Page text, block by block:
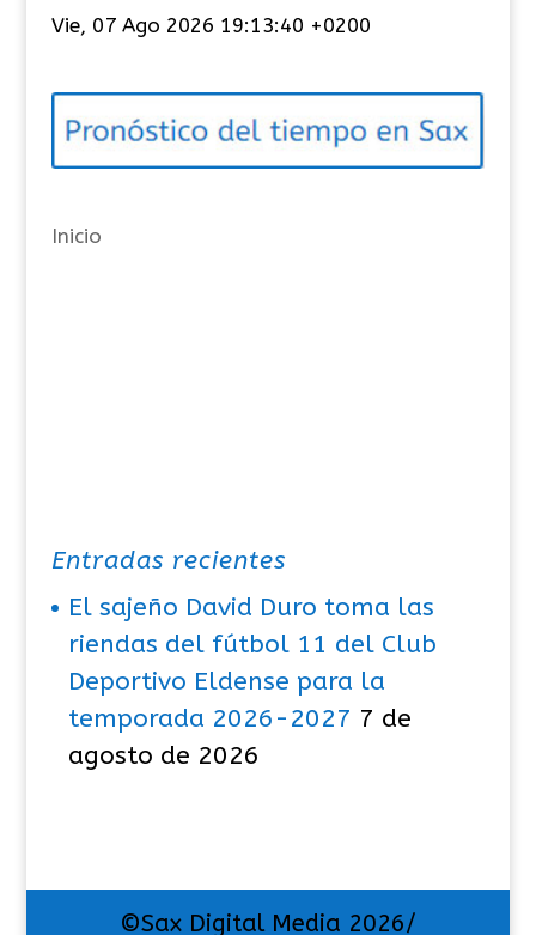
e
o
í
s
Vie, 07 Ago 2026 19:13:40 +0200
Inicio
Entradas recientes
El sajeño David Duro toma las
riendas del fútbol 11 del Club
Deportivo Eldense para la
temporada 2026-2027 7 de
agosto de 2026
©Sax Digital Media 2026/